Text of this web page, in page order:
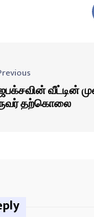
வீட்டின்
தற்கொலை